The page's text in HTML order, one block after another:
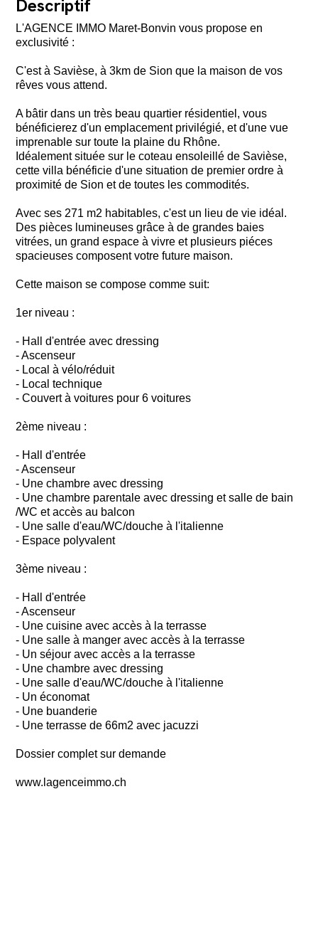
Descriptif
L'AGENCE IMMO Maret-Bonvin vous propose en
exclusivité :
C'est à Savièse, à 3km de Sion que la maison de vos
rêves vous attend.
A bâtir dans un très beau quartier résidentiel, vous
bénéficierez d'un emplacement privilégié, et d'une vue
imprenable sur toute la plaine du Rhône.
Idéalement située sur le coteau ensoleillé de Savièse,
cette villa bénéficie d'une situation de premier ordre à
proximité de Sion et de toutes les commodités.
Avec ses 271 m2 habitables, c'est un lieu de vie idéal.
Des pièces lumineuses grâce à de grandes baies
vitrées, un grand espace à vivre et plusieurs piéces
spacieuses composent votre future maison.
Cette maison se compose comme suit:
1er niveau :
- Hall d'entrée avec dressing
- Ascenseur
- Local à vélo/réduit
- Local technique
- Couvert à voitures pour 6 voitures
2ème niveau :
- Hall d'entrée
- Ascenseur
- Une chambre avec dressing
- Une chambre parentale avec dressing et salle de bain
/WC et accès au balcon
- Une salle d'eau/WC/douche à l'italienne
- Espace polyvalent
3ème niveau :
- Hall d'entrée
- Ascenseur
- Une cuisine avec accès à la terrasse
- Une salle à manger avec accès à la terrasse
- Un séjour avec accès a la terrasse
- Une chambre avec dressing
- Une salle d'eau/WC/douche à l'italienne
- Un économat
- Une buanderie
- Une terrasse de 66m2 avec jacuzzi
Dossier complet sur demande
www.lagenceimmo.ch